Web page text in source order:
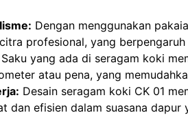
Dengan menggunakan
profesional, yang
Saku yang ada di seragam koki
atau pena, yang
Desain seragam koki CK 01
dan efisien dalam suasana dapur